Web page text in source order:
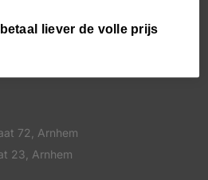
Ontdek internationale
72, Arnhem
23, Arnhem
liever de volle prijs